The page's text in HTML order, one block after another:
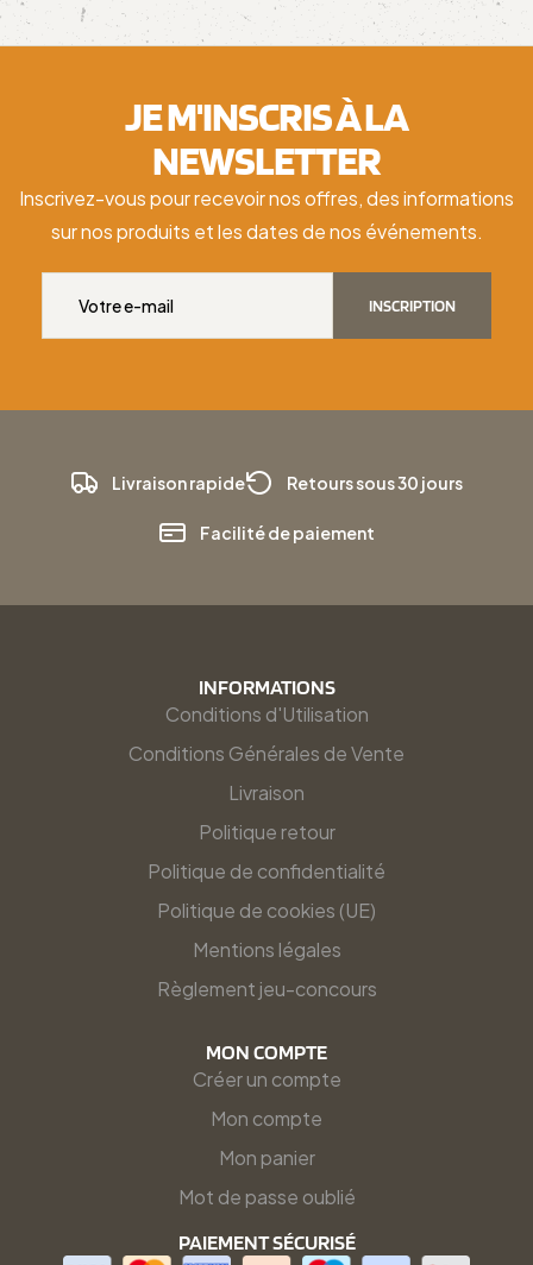
JE M'INSCRIS À LA
NEWSLETTER
Inscrivez-vous pour recevoir nos offres, des informations
sur nos produits et les dates de nos événements.
INSCRIPTION
Livraison rapide Retours sous 30 jours
Facilité de paiement
INFORMATIONS
Conditions d'Utilisation
Conditions Générales de Vente
Livraison
Politique retour
Politique de confidentialité
Politique de cookies (UE)
Mentions légales
Règlement jeu-concours
MON COMPTE
Créer un compte
Mon compte
Mon panier
Mot de passe oublié
PAIEMENT SÉCURISÉ